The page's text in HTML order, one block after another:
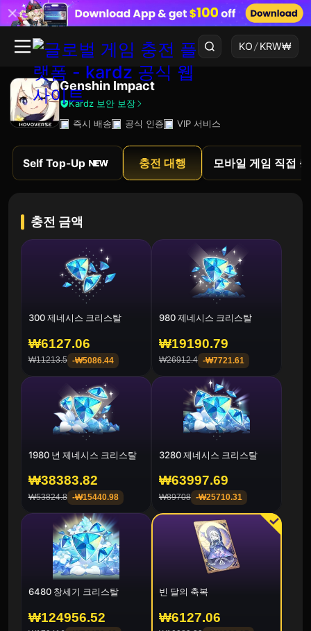
KO/ KRW₩
Genshin Impact
Kardz 보안 보장
즉시 배송
공식 인증 VIP 서비스
Self Top-Up 충전 대행 모바일 게임 직접
충전 금액
300 제네시스 크리스탈
₩6127.06
₩11213.5 -₩5086.44
980 제네시스 크리스탈
₩19190.79
₩26912.4 -₩7721.61
1980 년 제네시스 크리스탈
₩38383.82
₩53824.8 -₩15440.98
3280 제네시스 크리스탈
₩63997.69
₩89708 -₩25710.31
6480 창세기 크리스탈
₩124956.52
빈 달의 축복
₩6127.06